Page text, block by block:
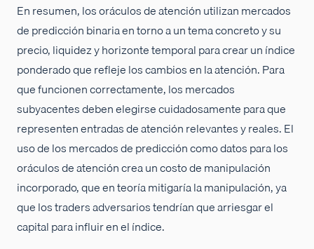
En resumen, los oráculos de atención utilizan mercados
de predicción binaria en torno a un tema concreto y su
precio, liquidez y horizonte temporal para crear un índice
ponderado que refleje los cambios en la atención. Para
que funcionen correctamente, los mercados
subyacentes deben elegirse cuidadosamente para que
representen entradas de atención relevantes y reales. El
uso de los mercados de predicción como datos para los
oráculos de atención crea un costo de manipulación
incorporado, que en teoría mitigaría la manipulación, ya
que los traders adversarios tendrían que arriesgar el
capital para influir en el índice.